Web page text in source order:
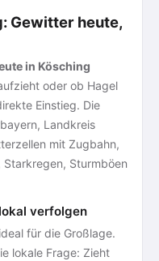
Gewitter heute,
in Kösching
oder ob Hagel
Einstieg. Die
Landkreis
mit Zugbahn,
Sturmböen
verfolgen
für die Großlage.
lokale Frage: Zieht